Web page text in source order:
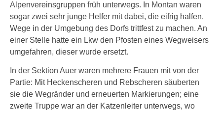
Alpenvereinsgruppen früh unterwegs. In Montan waren
sogar zwei sehr junge Helfer mit dabei, die eifrig halfen,
Wege in der Umgebung des Dorfs trittfest zu machen. An
einer Stelle hatte ein Lkw den Pfosten eines Wegweisers
umgefahren, dieser wurde ersetzt.
In der Sektion Auer waren mehrere Frauen mit von der
Partie: Mit Heckenscheren und Rebscheren säuberten
sie die Wegränder und erneuerten Markierungen; eine
zweite Truppe war an der Katzenleiter unterwegs, wo